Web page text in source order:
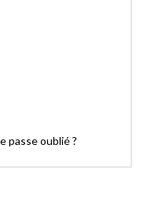
passe oublié ?